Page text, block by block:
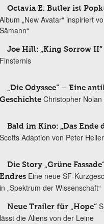
Octavia E. Butler ist
Album „New Avatar“ inspiriert
Sämann“
Joe Hill: „King Sorrow II“
Finsternis
„Die Odyssee“ – Eine
Geschichte Christopher
Bald im Kino: „Das Ende
Scotts Adaption von Peter
Die Story „Grüne
Endres Eine neue SF-
in „Spektrum der Wissenschaft“
Neue Trailer für „Hope“
lässt die Aliens von der Leine